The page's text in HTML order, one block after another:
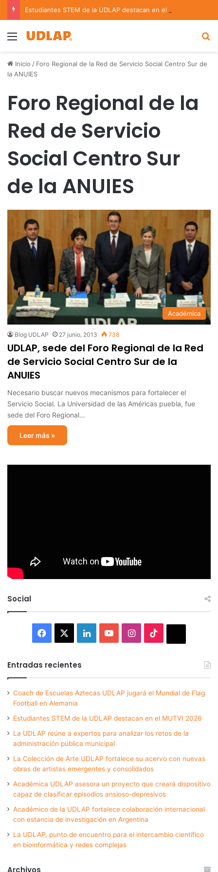
Menu
Inicio / Foro Regional de la Red de Servicio Social Centro Sur de
la ANUIES
Foro Regional de la
Red de Servicio
Social Centro Sur
de la ANUIES
Académica
Blog UDLAP 27 junio, 2013 738
UDLAP, sede del Foro Regional de la Red
de Servicio Social Centro Sur de la
ANUIES
Necesario buscar nuevos mecanismos para fortalecer el
Servicio Social. La Universidad de las Américas puebla, fue
sede del Foro Regional…
Leer más »
Social
Facebook LinkedInYouTubeInstagram
Entradas recientes
Coach de Escuelas Aztecas UDLAP jugará el Mundial de Flag
Football en Alemania
Estudiantes STEM de la UDLAP destacan en el MUTVI 2026
La UDLAP reúne a expertos para analizar los retos de la
administración pública municipal
La Colección de Arte UDLAP fortalece su acervo con nuevas
obras de artistas emergentes y consolidados
Académica UDLAP asesora un proyecto que creará dispositivo
capaz de clasificar episodios ansioso-depresivos
Académico de la UDLAP fortalece colaboración internacional
con estancia de investigación en Argentina
La UDLAP, punto de encuentro para el intercambio científico
en bioinformática y redes complejas
Archivos